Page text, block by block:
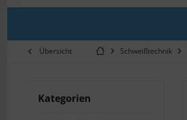
Übersicht Schweißtechnik
Kategorien